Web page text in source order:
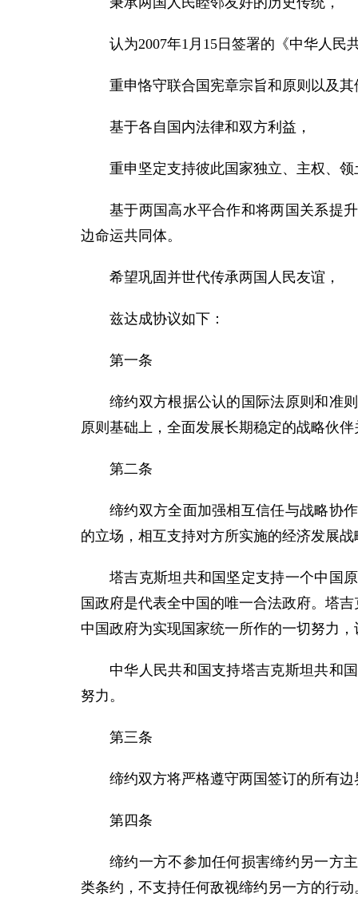
认为2007年1月15日签署的《中华人
重申恪守联合国宪章宗旨和原则以及
基于各自国内法律和双方利益，
重申坚定支持彼此国家独立、主权、
基于两国高水平合作和将两国关系提
边命运共同体。
希望巩固并世代传承两国人民友谊，
兹达成协议如下：
第一条
缔约双方根据公认的国际法原则和准
原则基础上，全面发展长期稳定的战略伙伴
第二条
缔约双方全面加强相互信任与战略协
的立场，相互支持对方所实施的经济发展战
塔吉克斯坦共和国坚定支持一个中国
国政府是代表全中国的唯一合法政府。塔
中国政府为实现国家统一所作的一切努力
中华人民共和国支持塔吉克斯坦共和
努力。
第三条
缔约双方将严格遵守两国签订的所有
第四条
缔约一方不参加任何损害缔约另一方
类条约，不支持任何敌视缔约另一方的行动